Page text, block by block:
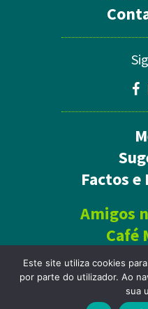
Factos
Amigos
Café
Política
Este site utiliza cookies
por parte do utilizador. Ao
sua